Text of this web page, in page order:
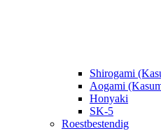
Shirogami
Aogami
Honyaki
SK-5
Roestbestendig